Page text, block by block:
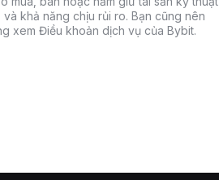
khả năng chịu rủi ro. Bạn cũng nên
xem Điều khoản dịch vụ của Bybit.